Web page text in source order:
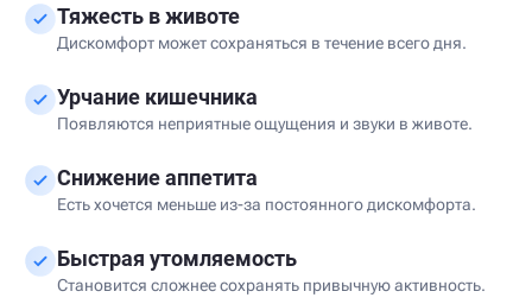
Тяжесть в животе
Дискомфорт может сохраняться в течение всего дня.
Урчание кишечника
Появляются неприятные ощущения и звуки в животе.
Снижение аппетита
Есть хочется меньше из-за постоянного дискомфорта.
Быстрая утомляемость
Становится сложнее сохранять привычную активность.